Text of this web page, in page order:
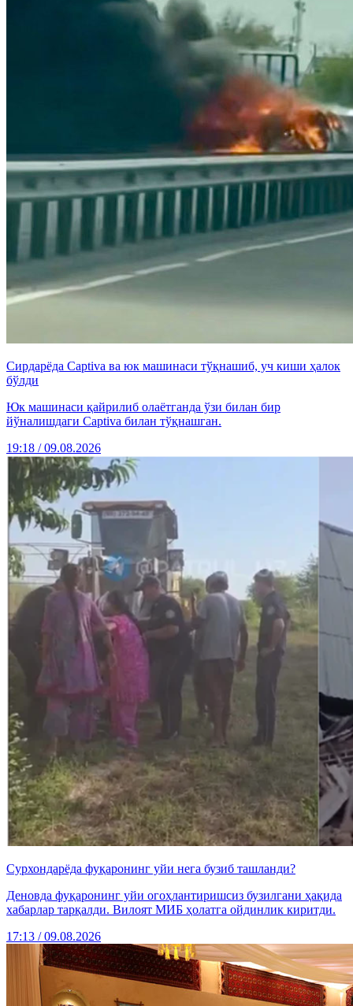
Сирдарёда Captiva ва юк машинаси тўқнашиб, уч киши ҳалок
бўлди
Юк машинаси қайрилиб олаётганда ўзи билан бир
йўналишдаги Captiva билан тўқнашган.
19:18 / 09.08.2026
Сурхондарёда фуқаронинг уйи нега бузиб ташланди?
Деновда фуқаронинг уйи огоҳлантиришсиз бузилгани ҳақида
хабарлар тарқалди. Вилоят МИБ ҳолатга ойдинлик киритди.
17:13 / 09.08.2026